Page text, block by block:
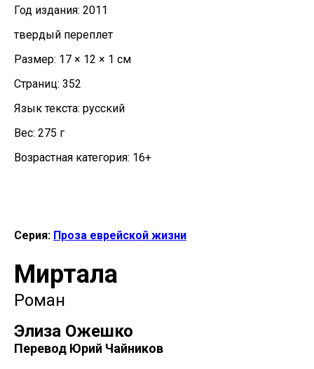
Год издания: 2011
твердый переплет
Размер: 17 × 12 × 1 см
Страниц: 352
Язык текста: русский
Вес: 275 г
Возрастная категория: 16+
Серия: Проза еврейской жизни
Миртала
Роман
Элиза Ожешко
Перевод Юрий Чайников